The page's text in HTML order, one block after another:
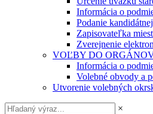
Informácia o
Podanie
Zapisovateľka
Zverejnenie
VOĽBY DO
Informácia o
Volebné obvody a
Utvorenie volebných
×